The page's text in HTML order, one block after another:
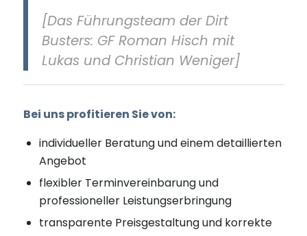
[Das Führungsteam der Dirt
Busters: GF Roman Hisch mit
Lukas und Christian Weniger]
Bei uns profitieren Sie von:
individueller Beratung und einem detaillierten
Angebot
flexibler Terminvereinbarung und
professioneller Leistungserbringung
transparente Preisgestaltung und korrekte